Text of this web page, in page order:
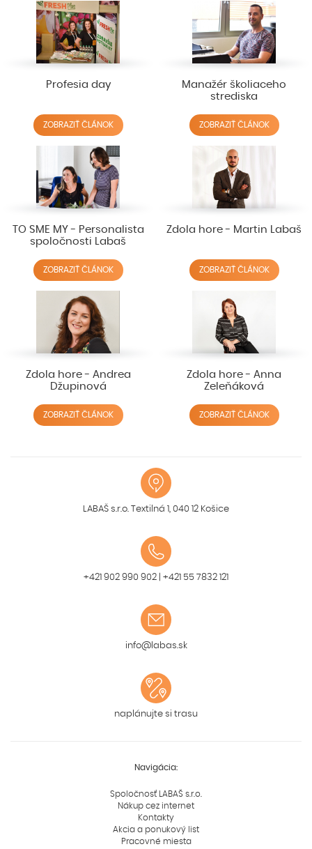
Profesia day
ZOBRAZIŤ ČLÁNOK
Manažér školiaceho
strediska
ZOBRAZIŤ ČLÁNOK
TO SME MY - Personalista
spoločnosti Labaš
ZOBRAZIŤ ČLÁNOK
Zdola hore - Martin Labaš
ZOBRAZIŤ ČLÁNOK
Zdola hore - Andrea
Džupinová
ZOBRAZIŤ ČLÁNOK
Zdola hore - Anna
Zeleňáková
ZOBRAZIŤ ČLÁNOK
LABAŠ s.r.o. Textilná 1, 040 12 Košice
+421 902 990 902 +421 55 7832 121
info@labas.sk
naplánujte si trasu
Navigácia:
Spoločnosť LABAŠ s.r.o.
Nákup cez internet
Kontakty
Akcia a ponukový list
Pracovné miesta